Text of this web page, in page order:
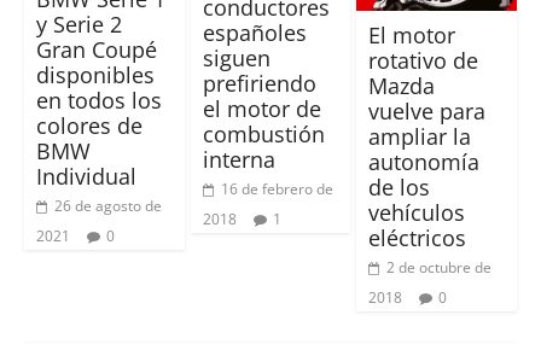
y Serie 2
Gran Coupé
disponibles
en todos los
colores de
BMW
Individual
26 de agosto de
2021
0
conductores
españoles
siguen
prefiriendo
el motor de
combustión
interna
16 de febrero de
2018
1
El motor
rotativo de
Mazda
vuelve para
ampliar la
autonomía
de los
vehículos
eléctricos
2 de octubre de
2018
0